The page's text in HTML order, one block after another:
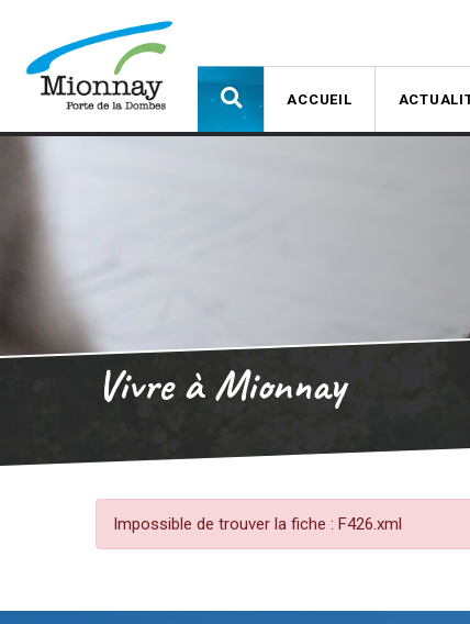
ACCUEIL
Vivre à Mionnay
Impossible de trouver la fiche : F426.xml